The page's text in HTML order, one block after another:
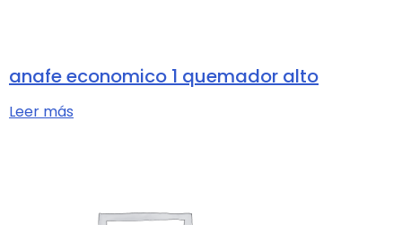
anafe economico 1 quemador alto
Leer más